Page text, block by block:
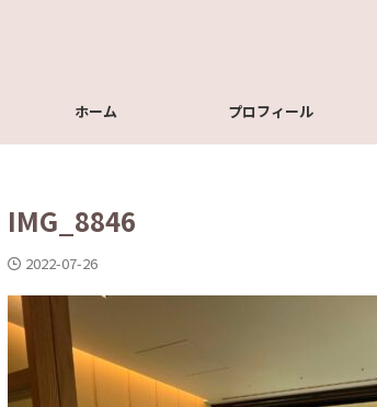
ホーム プロフィール
IMG_8846
2022-07-26